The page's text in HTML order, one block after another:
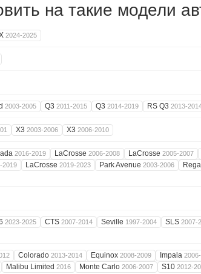
на такие модели
2024-2025
2003-2005 Q3 2011-2015 Q3 2014-2019 RS Q3 2013-
X3 2003-2006 X3 2006-2010
2016-2019 LaCrosse 2006-2008 LaCrosse 2005-2007
2019 LaCrosse 2019-2023 Park Avenue 2003-2006 Regal
2023-2025 CTS 2007-2014 Seville 1997-2004 SLS 2007-
Colorado 2013-2014 Equinox 2008-2009 Impala
Malibu Limited 2016 Monte Carlo 2006-2007 S10 2012-